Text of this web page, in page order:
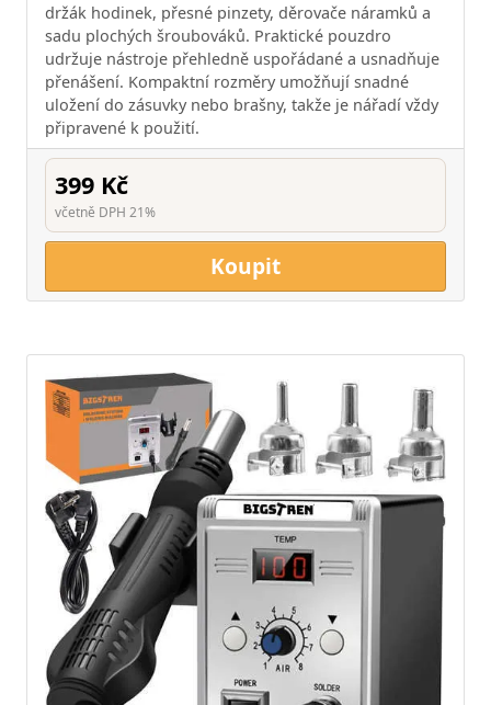
držák hodinek, přesné pinzety, děrovače náramků a
sadu plochých šroubováků. Praktické pouzdro
udržuje nástroje přehledně uspořádané a usnadňuje
přenášení. Kompaktní rozměry umožňují snadné
uložení do zásuvky nebo brašny, takže je nářadí vždy
připravené k použití.
399 Kč
včetně DPH 21%
Koupit